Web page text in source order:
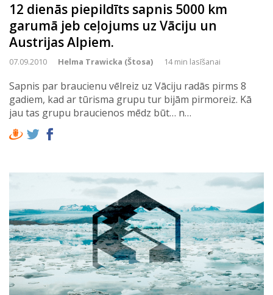
12 dienās piepildīts sapnis 5000 km
garumā jeb ceļojums uz Vāciju un
Austrijas Alpiem.
07.09.2010 Helma Trawicka (Štosa) 14 min lasīšanai
Sapnis par braucienu vēlreiz uz Vāciju radās pirms 8
gadiem, kad ar tūrisma grupu tur bijām pirmoreiz. Kā
jau tas grupu braucienos mēdz būt… n…